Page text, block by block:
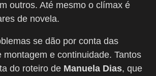
outros. Até mesmo o clímax é
de novela.
se dão por conta das
montagem e continuidade. Tantos
do roteiro de Manuela Dias, que